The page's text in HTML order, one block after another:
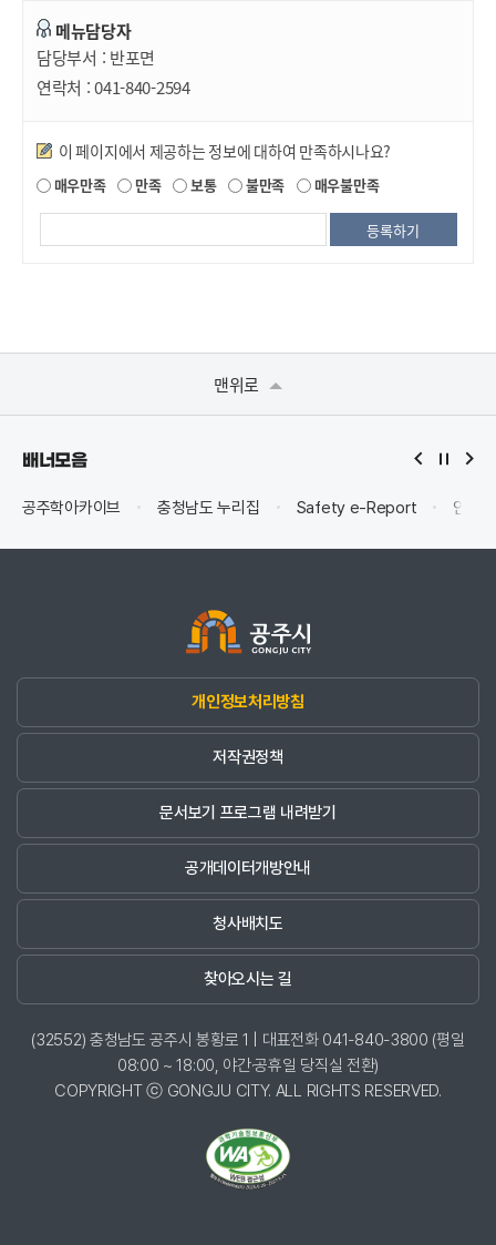
메뉴담당자
담당부서 : 반포면
연락처 :041-840-2594
만족도조사
이 페이지에서 제공하는 정보에 대하여 만족하시나요?
매우만족 만족 보통 불만족 매우불만족
맨위로
배너모음
공주학아카이브 충청남도 누리집 Safety e-Report 안전
개인정보처리방침
저작권정책
문서보기 프로그램 내려받기
공개데이터개방안내
청사배치도
찾아오시는 길
(32552) 충청남도 공주시 봉황로 1 | 대표전화 041-840-3800 (평일
08:00 ~ 18:00, 야간·공휴일 당직실 전환)
COPYRIGHT ⓒ GONGJU CITY. ALL RIGHTS RESERVED.